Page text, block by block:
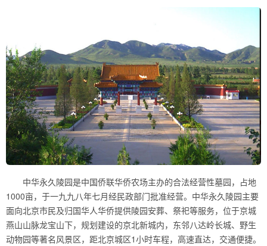
中华永久陵园是中国侨联华侨农场主办的合法经营性墓园，占地
1000亩，于一九九八年七月经民政部门批准经营。中华永久陵园主要
面向北京市民及归国华人华侨提供陵园安葬、祭祀等服务，位于京城
燕山山脉龙宝山下，规划建设的京北新城内，东邻八达岭长城、野生
动物园等著名风景区，距北京城区1小时车程，高速直达，交通便捷。